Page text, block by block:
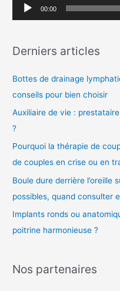
i
é
00:00
Derniers articles
Bottes de drainage
conseils pour bien choisir
Auxiliaire de vie :
?
Pourquoi la thérapie de
de couples en crise ou en
Boule dure derrière l’oreille
possibles, quand consulter
Implants ronds ou
poitrine harmonieuse ?
Nos partenaires